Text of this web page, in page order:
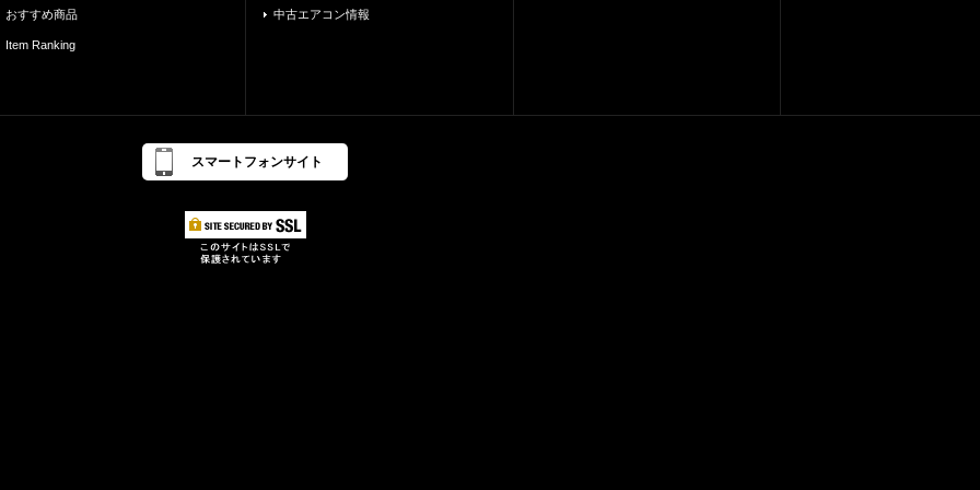
おすすめ商品
Item Ranking
中古エアコン情報
スマートフォンサイト